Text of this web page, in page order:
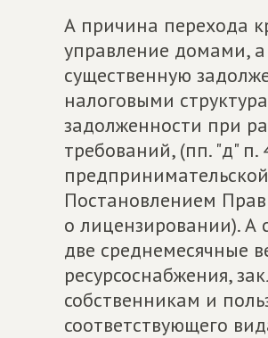
А причина перехода
управление домами,
существенную
налоговыми
задолженности при
требований, (пп. "д"
Постановлением
о лицензировании).
две среднемесячные
ресурсоснабжения,
собственникам и
соответствующего